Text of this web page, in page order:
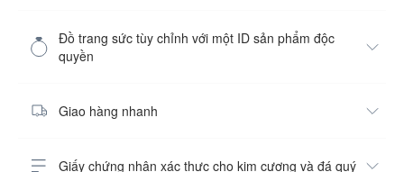
Đồ trang sức tùy chỉnh với một ID sản phẩm độc
quyền
Giao hàng nhanh
Giấy chứng nhận xác thực cho kim cương và đá quý